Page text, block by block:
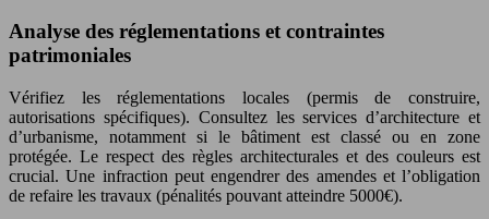
Analyse des réglementations et contraintes
patrimoniales
Vérifiez les réglementations locales (permis de construire,
autorisations spécifiques). Consultez les services d’architecture et
d’urbanisme, notamment si le bâtiment est classé ou en zone
protégée. Le respect des règles architecturales et des couleurs est
crucial. Une infraction peut engendrer des amendes et l’obligation
de refaire les travaux (pénalités pouvant atteindre 5000€).